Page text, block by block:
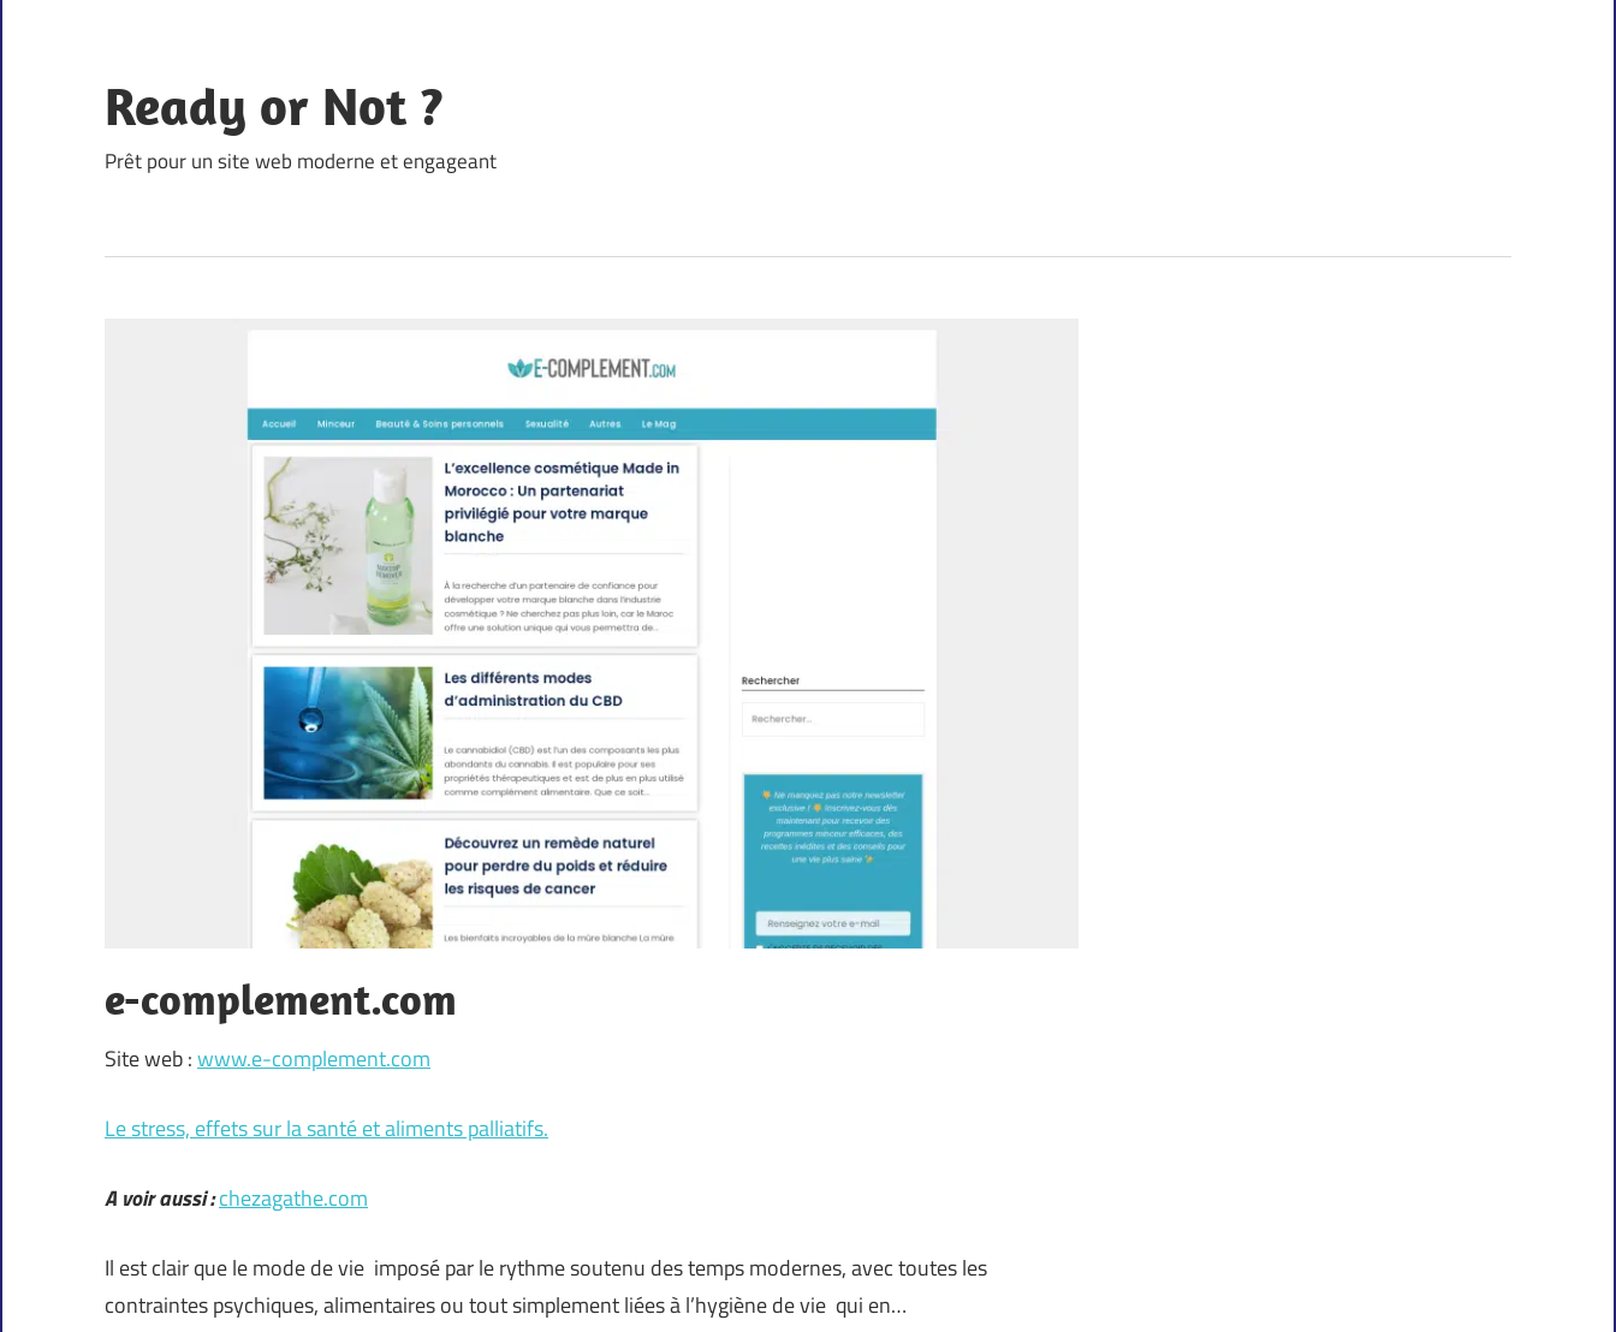
content
Ready or Not ?
Prêt pour un site web moderne et engageant
e-complement.com
Site web :www.e-complement.com
Le stress, effets sur la santé et aliments palliatifs.
A voir aussi :chezagathe.com
Il est clair que le mode de vie imposé par le rythme soutenu des temps modernes, avec toutes les
contraintes psychiques, alimentaires ou tout simplement liées à l’hygiène de vie qui en…